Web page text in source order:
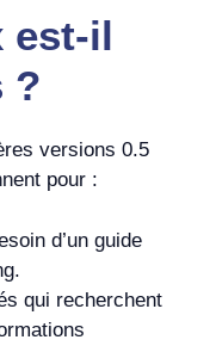
est-il
?
versions 0.5
pour :
d’un guide
qui recherchent